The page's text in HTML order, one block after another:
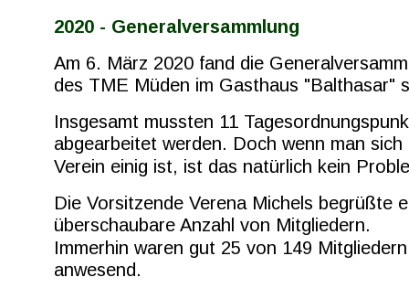
2020 - Generalversammlung
Am 6. März 2020 fand die
des TME Müden im Gasthaus "Balthasar"
Insgesamt mussten 11
abgearbeitet werden. Doch wenn man
Verein einig ist, ist das natürlich kein
Die Vorsitzende Verena Michels begrüßte
überschaubare Anzahl von Mitgliedern.
Immerhin waren gut 25 von 149
anwesend.